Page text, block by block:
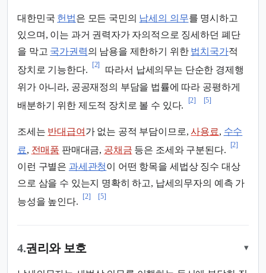
대한민국 헌법은 모든 국민의 납세의 의무를 명시하고
있으며, 이는 과거 권력자가 자의적으로 징세하던 폐단
을 막고 국가권력의 남용을 제한하기 위한 법치국가적
장치로 기능한다.
[2]
따라서 납세의무는 단순한 경제행
위가 아니라, 공공재정의 부담을 법률에 따라 공평하게
배분하기 위한 제도적 장치로 볼 수 있다.
[2] [5]
조세는 반대급여 가 없는 공적 부담이므로,사용료, 수수
료, 전매품 판매대금, 공채금 등은 조세와 구분된다.
[2]
이런 구별은 과세관청이 어떤 항목을 세법상 징수 대상
으로 삼을 수 있는지 명확히 하고, 납세의무자의 예측 가
능성을 높인다.
[2] [5]
4.권리와 보호 ▾